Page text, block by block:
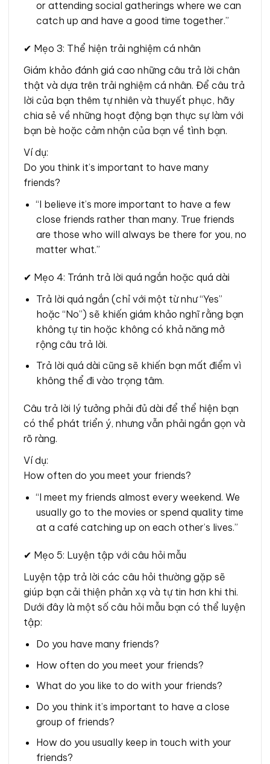
or attending social gatherings where we can
catch up and have a good time together.”
✔ Mẹo 3: Thể hiện trải nghiệm cá nhân
Giám khảo đánh giá cao những câu trả lời chân
thật và dựa trên trải nghiệm cá nhân. Để câu trả
lời của bạn thêm tự nhiên và thuyết phục, hãy
chia sẻ về những hoạt động bạn thực sự làm với
bạn bè hoặc cảm nhận của bạn về tình bạn.
Ví dụ:
Do you think it’s important to have many
friends?
“I believe it’s more important to have a few
close friends rather than many. True friends
are those who will always be there for you, no
matter what.”
✔ Mẹo 4: Tránh trả lời quá ngắn hoặc quá dài
Trả lời quá ngắn (chỉ với một từ như “Yes”
hoặc “No”) sẽ khiến giám khảo nghĩ rằng bạn
không tự tin hoặc không có khả năng mở
rộng câu trả lời.
Trả lời quá dài cũng sẽ khiến bạn mất điểm vì
không thể đi vào trọng tâm.
Câu trả lời lý tưởng phải đủ dài để thể hiện bạn
có thể phát triển ý, nhưng vẫn phải ngắn gọn và
rõ ràng.
Ví dụ:
How often do you meet your friends?
“I meet my friends almost every weekend. We
usually go to the movies or spend quality time
at a café catching up on each other’s lives.”
✔ Mẹo 5: Luyện tập với câu hỏi mẫu
Luyện tập trả lời các câu hỏi thường gặp sẽ
giúp bạn cải thiện phản xạ và tự tin hơn khi thi.
Dưới đây là một số câu hỏi mẫu bạn có thể luyện
tập:
Do you have many friends?
How often do you meet your friends?
What do you like to do with your friends?
Do you think it’s important to have a close
group of friends?
How do you usually keep in touch with your
friends?